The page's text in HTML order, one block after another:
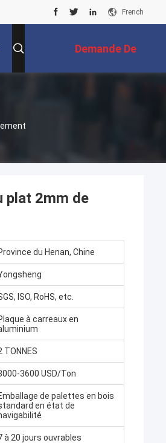
French
Demande De
Soumission
plat 2mm de
du Henan, Chine
ISO, RoHS, etc.
à carreaux en
TONNES
3600 USD/Ton
de palettes en bois
en état de
à 20 jours ouvrables